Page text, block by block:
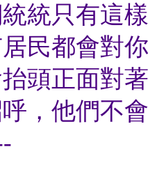
統只有這
民都會對
頭正面對
，他們不